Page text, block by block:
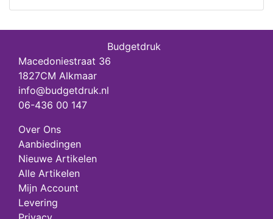
Budgetdruk
Macedoniestraat 36
1827CM Alkmaar
info@budgetdruk.nl
06-436 00 147
Over Ons
Aanbiedingen
Nieuwe Artikelen
Alle Artikelen
Mijn Account
Levering